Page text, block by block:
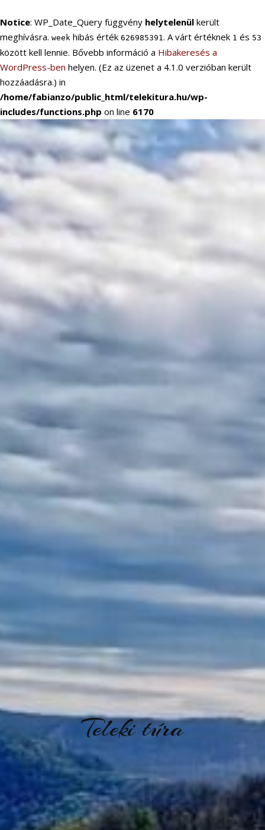
Notice: WP_Date_Query függvény helytelenül került
meghívásra. week hibás érték 626985391. A várt értéknek 1 és 53
között kell lennie. Bővebb információ a Hibakeresés a
WordPress-ben helyen. (Ez az üzenet a 4.1.0 verzióban került
hozzáadásra.) in
/home/fabianzo/public_html/telekitura.hu/wp-
includes/functions.php on line 6170
Teleki túra